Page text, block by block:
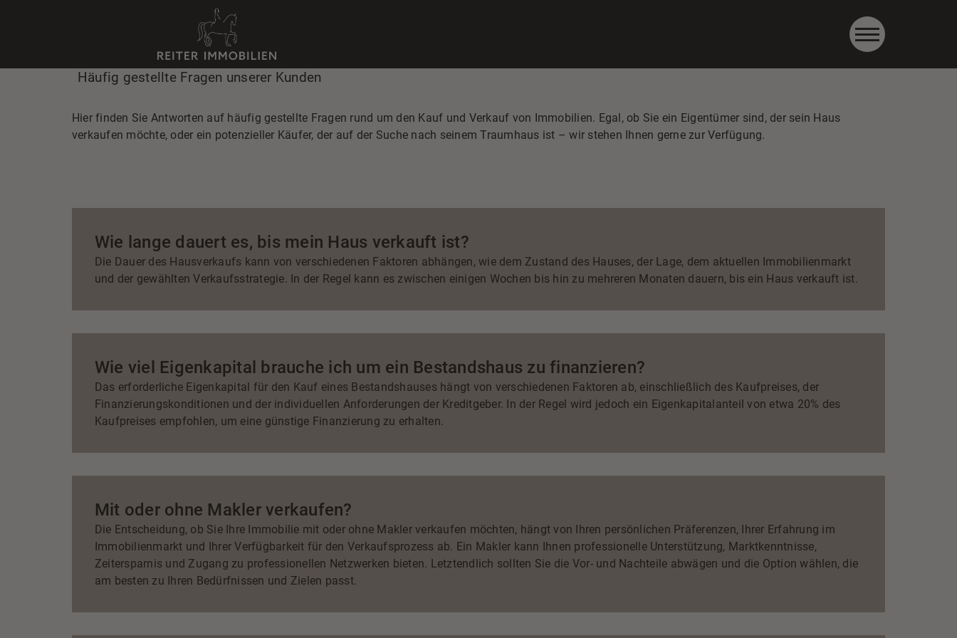
Kontakt aufnehmen
Häufig gestellte Fragen unserer Kunden
Hier finden Sie Antworten auf häufig gestellte Fragen rund um den Kauf und Verkauf von Immobilien. Egal, ob Sie ein Eigentümer sind, der sein Haus
verkaufen möchte, oder ein potenzieller Käufer, der auf der Suche nach seinem Traumhaus ist – wir stehen Ihnen gerne zur Verfügung.
Wie lange dauert es, bis mein Haus verkauft ist?
Die Dauer des Hausverkaufs kann von verschiedenen Faktoren abhängen, wie dem Zustand des Hauses, der Lage, dem aktuellen Immobilienmarkt
und der gewählten Verkaufsstrategie. In der Regel kann es zwischen einigen Wochen bis hin zu mehreren Monaten dauern, bis ein Haus verkauft ist.
Wie viel Eigenkapital brauche ich um ein Bestandshaus zu finanzieren?
Das erforderliche Eigenkapital für den Kauf eines Bestandshauses hängt von verschiedenen Faktoren ab, einschließlich des Kaufpreises, der
Finanzierungskonditionen und der individuellen Anforderungen der Kreditgeber. In der Regel wird jedoch ein Eigenkapitalanteil von etwa 20% des
Kaufpreises empfohlen, um eine günstige Finanzierung zu erhalten.
Mit oder ohne Makler verkaufen?
Die Entscheidung, ob Sie Ihre Immobilie mit oder ohne Makler verkaufen möchten, hängt von Ihren persönlichen Präferenzen, Ihrer Erfahrung im
Immobilienmarkt und Ihrer Verfügbarkeit für den Verkaufsprozess ab. Ein Makler kann Ihnen professionelle Unterstützung, Marktkenntnisse,
Zeitersparnis und Zugang zu professionellen Netzwerken bieten. Letztendlich sollten Sie die Vor- und Nachteile abwägen und die Option wählen, die
am besten zu Ihren Bedürfnissen und Zielen passt.